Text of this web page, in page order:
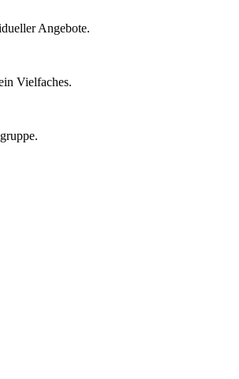
Angebote.
Vielfaches.